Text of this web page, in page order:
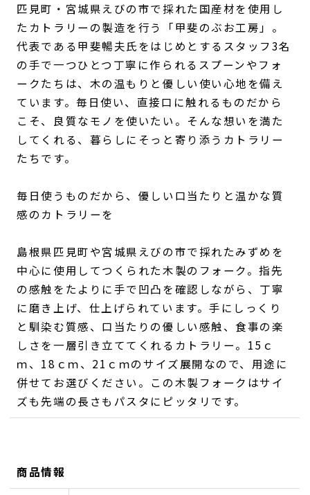
匹見町・宮城県えびの市で採れた国産材を使用し
たカトラリーの製造を行う「甲斐のぶお工房」。
代表である甲斐暢夫氏をはじめとするスタッフ3名
の手で一つひとつ丁寧に作られるスプーンやフォ
ークたちは、木の温もりと優しい使い心地を備え
ています。毎日使い、直接口に触れるものだから
こそ、良質なモノを使いたい。そんな想いを満た
してくれる、暮らしにそっと寄り添うカトラリー
たちです。
毎日使うものだから、優しい口当たりと温かな質
感のカトラリーを
島根県匹見町や宮城県えびの市で採れたみずめを
中心に使用してつくられた木製のフォーク。指先
の感触をたよりに手で凹凸を確認しながら、丁寧
に磨き上げ、仕上げられています。手にしっくり
と馴染む質感、口当たりの優しい感触、食事の楽
しさを一層引き立ててくれるカトラリー。15ｃ
ｍ、18ｃｍ、21ｃｍのサイズ展開なので、用途に
併せてお選びください。この木製フォークはサイ
ズも先端の長さもパスタにピッタリです。
商品情報